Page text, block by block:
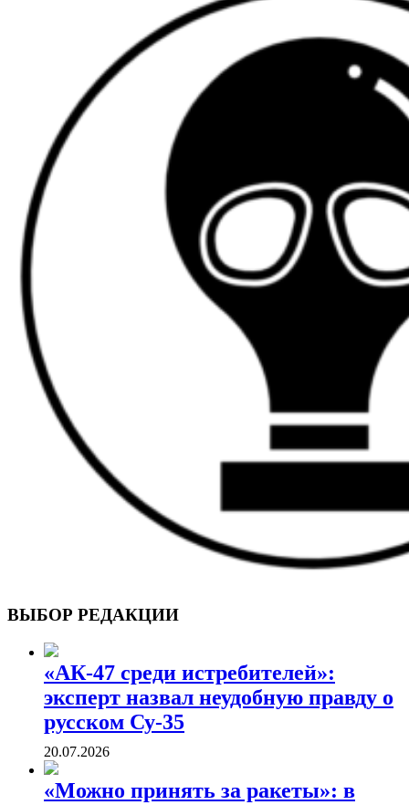
ВОЕННЫЕ СТРАНИЦЫ
СТАТЬИ ВОЕННОЙ ТЕМАТИКИ
ВЫБОР РЕДАКЦИИ
«АК-47 среди истребителей»:
эксперт назвал неудобную правду о
русском Су-35
20.07.2026
«Можно принять за ракеты»: в